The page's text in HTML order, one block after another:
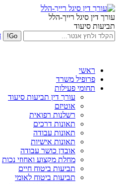
עורך דין סיגל רייך-הלל
תביעות סיעוד
ראשי
פרופיל משרד
תחומי פעילות
עורך דין תביעות סיעוד
אוטיזם
רשלנות רפואית
תאונות דרכים
תאונות עבודה
תאונות אישיות
אובדן כושר עבודה
מחלת מקצוע ואחוזי נכות
תביעות ביטוח חיים
תביעות ביטוח לאומי